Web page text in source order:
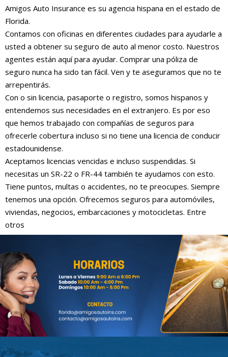
Amigos Auto Insurance es su agencia hispana en el estado de
Florida.
Contamos con oficinas en diferentes ciudades para ayudarle a
usted a obtener su seguro de auto al menor costo. Nuestros
agentes están aquí para ayudar. Comprar una póliza de
seguro nunca ha sido tan fácil. Ven y te aseguramos que no te
arrepentirás.
Con o sin licencia, pasaporte o registro, somos hispanos y
entendemos sus necesidades en el extranjero. Es por eso
que hemos trabajado con compañías de seguros para
ofrecerle cobertura incluso si no tiene una licencia de conducir
estadounidense.
Aceptamos licencias vencidas e incluso suspendidas. Si
necesitas un SR-22 o FR-44 también te ayudamos con esto.
Tiene puntos, multas o accidentes, no te preocupes. Siempre
tenemos una opción. Ofrecemos seguros para automóviles,
viviendas, negocios, embarcaciones y motocicletas. Entre
otros